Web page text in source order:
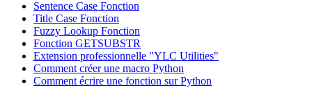
Sentence Case Fonction
Title Case Fonction
Fuzzy Lookup Fonction
Fonction GETSUBSTR
Extension professionnelle "YLC Utilities"
Comment créer une macro Python
Comment écrire une fonction sur Python